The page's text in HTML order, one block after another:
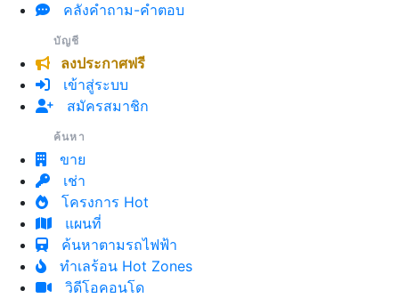
คลังคำถาม-คำตอบ
บัญชี
ลงประกาศฟรี
เข้าสู่ระบบ
สมัครสมาชิก
ค้นหา
ขาย
เช่า
โครงการ Hot
แผนที่
ค้นหาตามรถไฟฟ้า
ทำเลร้อน Hot Zones
วิดีโอคอนโด